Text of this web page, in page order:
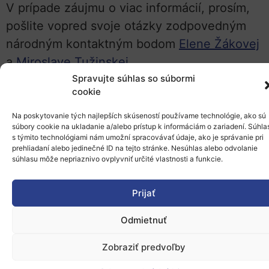
Spravujte súhlas so súbormi
cookie
Na poskytovanie tých najlepších skúseností používame technológie, ako sú
súbory cookie na ukladanie a/alebo prístup k informáciám o zariadení.
s týmito technológiami nám umožní spracovávať údaje, ako je správanie pri
prehliadaní alebo jedinečné ID na tejto stránke. Nesúhlas alebo odvolanie
súhlasu môže nepriaznivo ovplyvniť určité vlastnosti a funkcie.
Prijať
Odmietnuť
Zobraziť predvoľby
V prípade záujmu o viac informácií, prosím,
pošlite vopred svoje otázky zodpovedným
národným kontaktným bodom Elene Žákovej
aMiroslave Tužinskej.